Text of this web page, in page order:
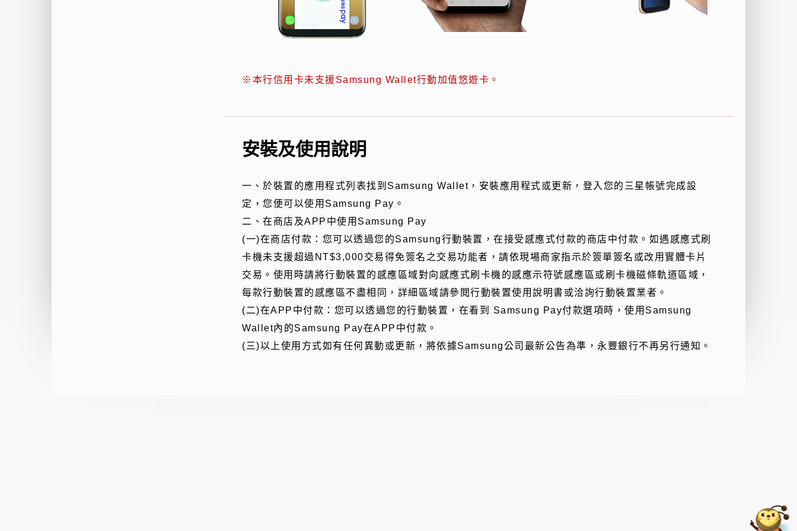
※本行信用卡未支援Samsung Wallet行動加值悠遊卡。
安裝及使用說明
一、於裝置的應用程式列表找到Samsung Wallet，安裝應用程式或更新，登入您的三星帳號完成設
定，您便可以使用Samsung Pay。
二、在商店及APP中使用Samsung Pay
(一)在商店付款：您可以透過您的Samsung行動裝置，在接受感應式付款的商店中付款。如遇感應式刷
卡機未支援超過NT$3,000交易得免簽名之交易功能者，請依現場商家指示於簽單簽名或改用實體卡片
交易。使用時請將行動裝置的感應區域對向感應式刷卡機的感應示符號感應區或刷卡機磁條軌道區域，
每款行動裝置的感應區不盡相同，詳細區域請參閱行動裝置使用說明書或洽詢行動裝置業者。
(二)在APP中付款：您可以透過您的行動裝置，在看到 Samsung Pay付款選項時，使用Samsung
Wallet內的Samsung Pay在APP中付款。
(三)以上使用方式如有任何異動或更新，將依據Samsung公司最新公告為準，永豐銀行不再另行通知。